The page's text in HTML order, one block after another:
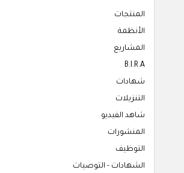
المنتجات
الأنظمة
المشاريع
B.I.R.A
شهادات
التنزيلات
شاهد الفيديو
المنشورات
التوظيف
الشهادات - التوصيات